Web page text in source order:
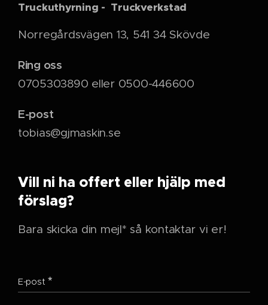
Truckuthyrning - Truckverkstad
Norregårdsvägen 13, 541 34 Skövde
Ring oss
0705303890 eller 0500-446600
E-post
tobias@gjmaskin.se
Vill ni ha offert eller hjälp med
förslag?
Bara skicka din mejl* så kontaktar vi er!
E-post